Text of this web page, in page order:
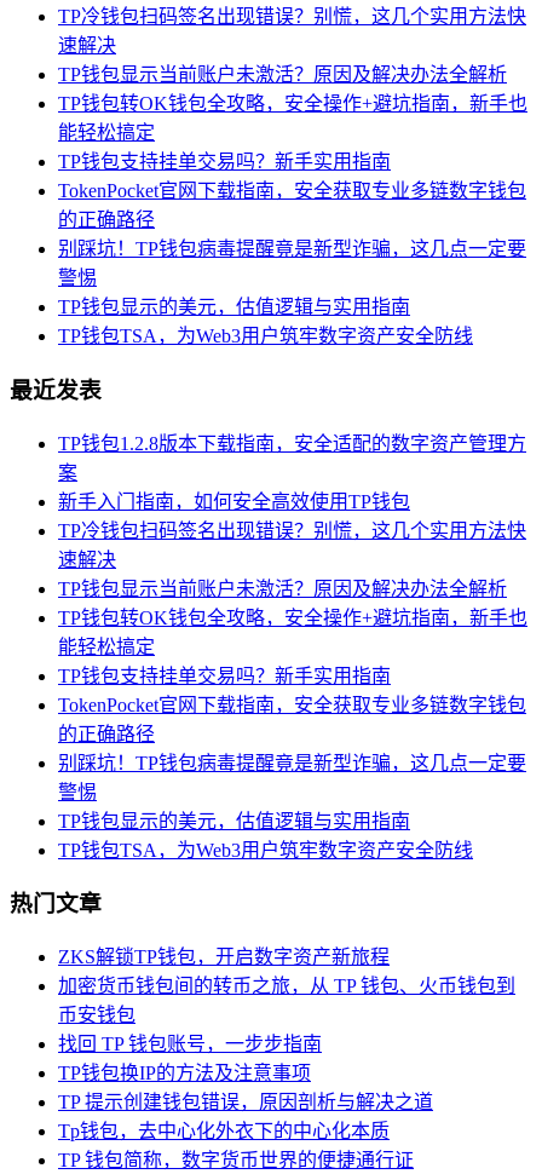
TP冷钱包扫码签名出现错误？别慌，这几个实用方法快
速解决
TP钱包显示当前账户未激活？原因及解决办法全解析
TP钱包转OK钱包全攻略，安全操作+避坑指南，新手也
能轻松搞定
TP钱包支持挂单交易吗？新手实用指南
TokenPocket官网下载指南，安全获取专业多链数字钱包
的正确路径
别踩坑！TP钱包病毒提醒竟是新型诈骗，这几点一定要
警惕
TP钱包显示的美元，估值逻辑与实用指南
TP钱包TSA，为Web3用户筑牢数字资产安全防线
最近发表
TP钱包1.2.8版本下载指南，安全适配的数字资产管理方
案
新手入门指南，如何安全高效使用TP钱包
TP冷钱包扫码签名出现错误？别慌，这几个实用方法快
速解决
TP钱包显示当前账户未激活？原因及解决办法全解析
TP钱包转OK钱包全攻略，安全操作+避坑指南，新手也
能轻松搞定
TP钱包支持挂单交易吗？新手实用指南
TokenPocket官网下载指南，安全获取专业多链数字钱包
的正确路径
别踩坑！TP钱包病毒提醒竟是新型诈骗，这几点一定要
警惕
TP钱包显示的美元，估值逻辑与实用指南
TP钱包TSA，为Web3用户筑牢数字资产安全防线
热门文章
ZKS解锁TP钱包，开启数字资产新旅程
加密货币钱包间的转币之旅，从 TP 钱包、火币钱包到
币安钱包
找回 TP 钱包账号，一步步指南
TP钱包换IP的方法及注意事项
TP 提示创建钱包错误，原因剖析与解决之道
Tp钱包，去中心化外衣下的中心化本质
TP 钱包简称，数字货币世界的便捷通行证